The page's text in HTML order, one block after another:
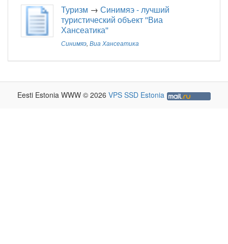
Туризм → Синимяэ - лучший
туристический объект ''Виа
Хансеатика''
Синимяэ, Виа Хансеатика
Eesti Estonia WWW © 2026 VPS SSD Estonia